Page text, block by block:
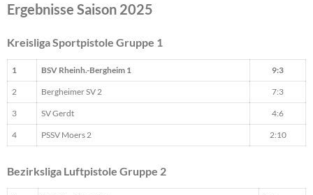
Ergebnisse Saison 2025
Kreisliga Sportpistole Gruppe 1
1 BSV Rheinh.-Bergheim 1 9:3
2 Bergheimer SV 2 7:3
3 SV Gerdt 4:6
4 PSSV Moers 2 2:10
Bezirksliga Luftpistole Gruppe 2